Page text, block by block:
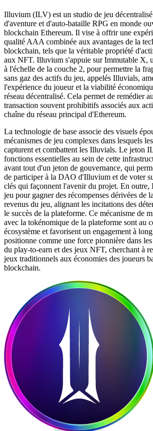
Illuvium (ILV) est un studio de jeu
d'aventure et d'auto-bataille RPG en monde
blockchain Ethereum. Il vise à offrir une
qualité AAA combinée aux avantages de la
blockchain, tels que la véritable propriété
aux NFT. Illuvium s'appuie sur Immutable X,
à l'échelle de la couche 2, pour permettre la
sans gaz des actifs du jeu, appelés Illuvials,
l'expérience du joueur et la viabilité
réseau décentralisé. Cela permet de remédier
transaction souvent prohibitifs associés aux
chaîne du réseau principal d'Ethereum.
La technologie de base associe des visuels
mécanismes de jeu complexes dans lesquels
capturent et combattent les Illuvials. Le jeton
fonctions essentielles au sein de cette
avant tout d'un jeton de gouvernance, qui
de participer à la DAO d'Illuvium et de voter
clés qui façonnent l'avenir du projet. En outre,
jeu pour gagner des récompenses dérivées de
revenus du jeu, alignant les incitations des
le succès de la plateforme. Ce mécanisme de
avec la tokénomique de la plateforme sont au
écosystème et favorisent un engagement à
positionne comme une force pionnière dans
du play-to-earn et des jeux NFT, cherchant à
jeux traditionnels aux économies des joueurs
blockchain.